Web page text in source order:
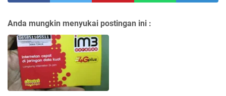
Anda mungkin menyukai postingan ini :